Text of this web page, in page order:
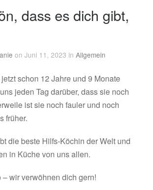
dass es dich gibt,
on Juni 11, 2023 inAllgemein
schon 12 Jahre und 9 Monate
jeden Tag darüber, dass sie noch
ist sie noch fauler und noch
früher.
die beste Hilfs-Köchin der Welt und
in Küche von uns allen.
– wir verwöhnen dich gern!